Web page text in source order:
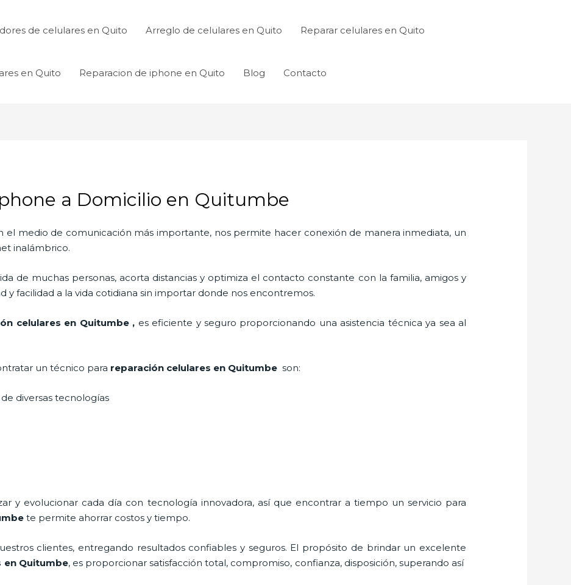
de celulares en Quito Arreglo de celulares en Quito Reparar celulares en Quito
en Quito Reparacion de iphone en Quito Blog Contacto
a Domicilio en Quitumbe
el medio de comunicación más importante, nos permite hacer conexión de manera inmediata, un
inalámbrico.
de muchas personas, acorta distancias y optimiza el contacto constante con la familia, amigos y
y facilidad a la vida cotidiana sin importar donde nos encontremos.
celulares en Quitumbe , es eficiente y seguro proporcionando una asistencia técnica ya sea al
un técnico para reparación celulares en Quitumbeson:
diversas tecnologías
y evolucionar cada día con tecnología innovadora, así que encontrar a tiempo un servicio para
te permite ahorrar costos y tiempo.
clientes, entregando resultados confiables y seguros. El propósito de brindar un excelente
en Quitumbe, es proporcionar satisfacción total, compromiso, confianza, disposición, superando así